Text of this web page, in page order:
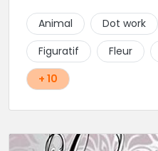
Animal Dot work
Figuratif
Fleur
+ 10